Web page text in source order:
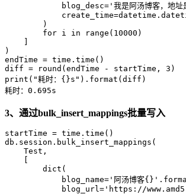
blog_desc='我是阿汤博客，地址
)
for i in range(10000)
)
endTime = time.time()
diff = round(endTime - startTime, 3)
print("耗时：{}s").format(diff)
耗时：0.695s
3、通过bulk_insert_mappings批量写入
startTime = time.time()
db.session.bulk_insert_mappings(
Test,
dict(
blog_name='阿汤博客
blog_url='https://